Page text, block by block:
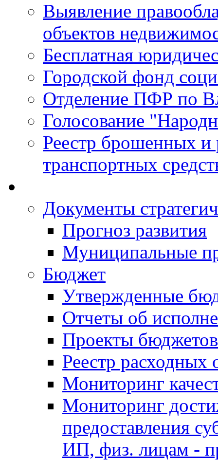
Выявление
объектов
Бесплатная
Городской фонд
Отделение ПФР по
Голосование
Реестр брошенных и
транспортных
Документы
Прогноз развития
Муниципальные
Бюджет
Утвержденные
Отчеты об
Проекты бюджетов
Реестр расходных
Мониторинг
Мониторинг
предоставления
ИП, физ. лицам -